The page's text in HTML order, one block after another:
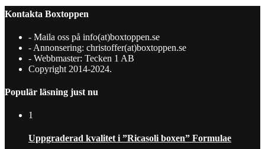
Kontakta Boxtoppen
- Maila oss på info(at)boxtoppen.se
- Annonsering: christoffer(at)boxtoppen.se
- Webbmaster: Tecken 1 AB
Copyright 2014-2024.
Populär läsning just nu
1
Uppgraderad kvalitet i ”Ricasoli boxen” Formulae